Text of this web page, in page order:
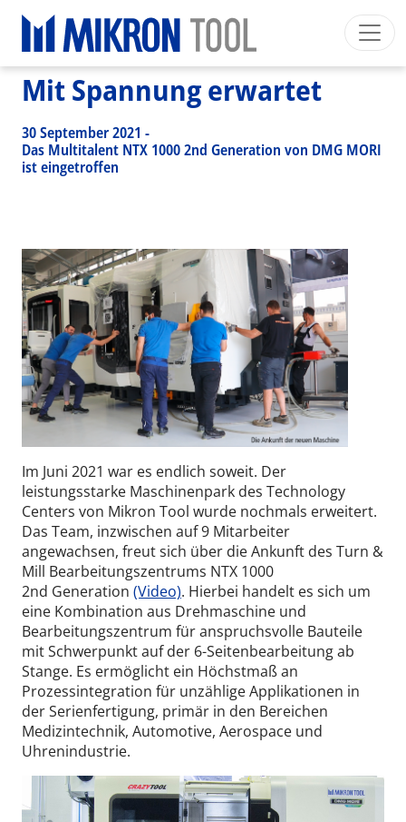
Mikron Group Automation Machining
Deutsch Mein Konto Download
Main navigation
INDUSTRIESEGMENTE
EXPERTISE
INSIDE MIKRON TOOL
Breadcrumb
HOME > NEWS EVENTS > NEWS > MIT SPANNUNG ERWARTET
Mit Spannung erwartet
30 September 2021 -
Das Multitalent NTX 1000 2nd Generation von DMG MORI
ist eingetroffen
Im Juni 2021 war es endlich soweit. Der
leistungsstarke Maschinenpark des Technology
Centers von Mikron Tool wurde nochmals erweitert.
Das Team, inzwischen auf 9 Mitarbeiter
angewachsen, freut sich über die Ankunft des Turn &
Mill Bearbeitungszentrums NTX 1000
2nd Generation (Video). Hierbei handelt es sich um
eine Kombination aus Drehmaschine und
Bearbeitungszentrum für anspruchsvolle Bauteile
mit Schwerpunkt auf der 6-Seitenbearbeitung ab
Stange. Es ermöglicht ein Höchstmaß an
Prozessintegration für unzählige Applikationen in
der Serienfertigung, primär in den Bereichen
Medizintechnik, Automotive, Aerospace und
Uhrenindustrie.